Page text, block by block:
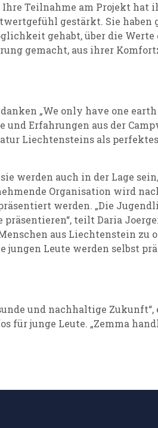
Teilnahme am Projekt hat
gestärkt. Sie haben
gehabt, über die Werte
gemacht, aus ihrer
„We only have one
Erfahrungen aus der
Liechtensteins als
werden auch in der Lage
Organisation wird
werden. „Die
teilt Daria
aus Liechtenstein zu
jungen Leute werden selbst
und nachhaltige Zukunft“,
für junge Leute. „Zemma